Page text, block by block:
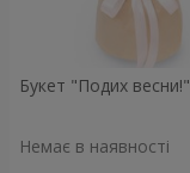
Букет "Подих весни!"
Немає в наявності